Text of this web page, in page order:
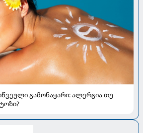
გამონაყარი: ალერგია თუ